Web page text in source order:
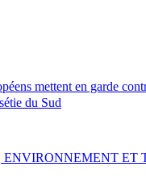
mettent en garde
du Sud
ENVIRONNEMENT ET